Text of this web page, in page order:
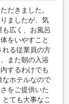
だきました。
ましたが、気
広く、お風呂
をいやすこと
れる従業員の方
また朝の入浴
するわけでも
なホテルなので
をご提供いた
ても大事なこ